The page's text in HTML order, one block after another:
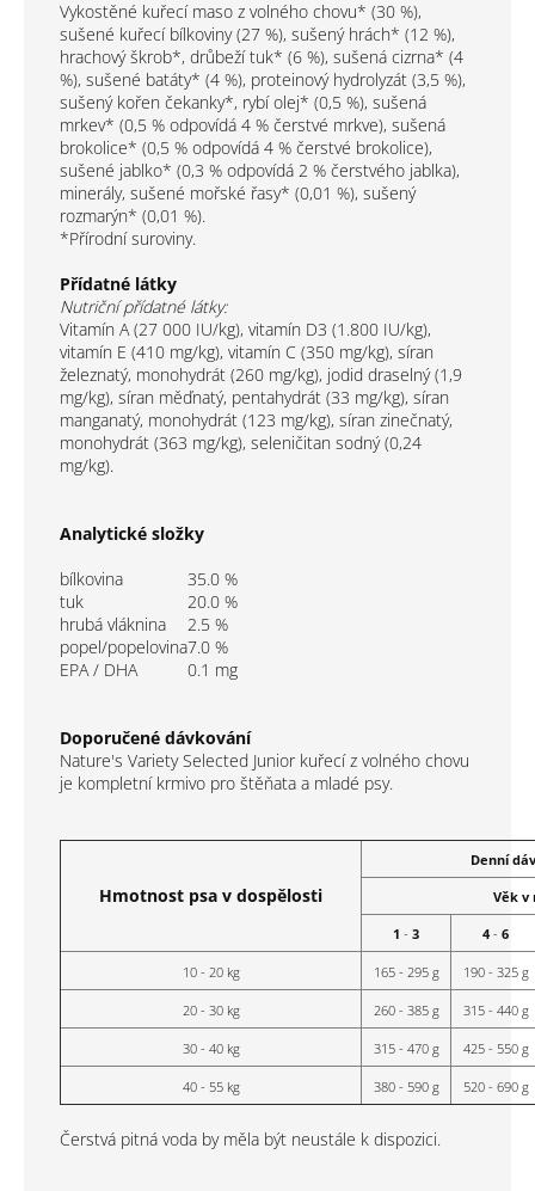
Vykostěné kuřecí maso z volného chovu* (30 %),
sušené kuřecí bílkoviny (27 %), sušený hrách* (12 %),
hrachový škrob*, drůbeží tuk* (6 %), sušená cizrna* (4
%), sušené batáty* (4 %), proteinový hydrolyzát (3,5 %),
sušený kořen čekanky*, rybí olej* (0,5 %), sušená
mrkev* (0,5 % odpovídá 4 % čerstvé mrkve), sušená
brokolice* (0,5 % odpovídá 4 % čerstvé brokolice),
sušené jablko* (0,3 % odpovídá 2 % čerstvého jablka),
minerály, sušené mořské řasy* (0,01 %), sušený
rozmarýn* (0,01 %).
*Přírodní suroviny.
Přídatné látky
Nutriční přídatné látky:
Vitamín A (27 000 IU/kg), vitamín D3 (1.800 IU/kg),
vitamín E (410 mg/kg), vitamín C (350 mg/kg), síran
železnatý, monohydrát (260 mg/kg), jodid draselný (1,9
mg/kg), síran měďnatý, pentahydrát (33 mg/kg), síran
manganatý, monohydrát (123 mg/kg), síran zinečnatý,
monohydrát (363 mg/kg), seleničitan sodný (0,24
mg/kg).
Analytické složky
bílkovina
35.0 %
tuk
20.0 %
hrubá vláknina
2.5 %
popel/popelovina7.0 %
EPA / DHA
0.1 mg
Doporučené dávkování
Nature's Variety Selected Junior kuřecí z volného chovu
je kompletní krmivo pro štěňata a mladé psy.
Hmotnost psa v dospělosti
Denní
Věk v
1 - 3 4 - 6
10 - 20 kg 165 - 295 g 190 - 325 g
20 - 30 kg 260 - 385 g 315 - 440 g
30 - 40 kg 315 - 470 g 425 - 550 g
40 - 55 kg 380 - 590 g 520 - 690 g
Čerstvá pitná voda by měla být neustále k dispozici.